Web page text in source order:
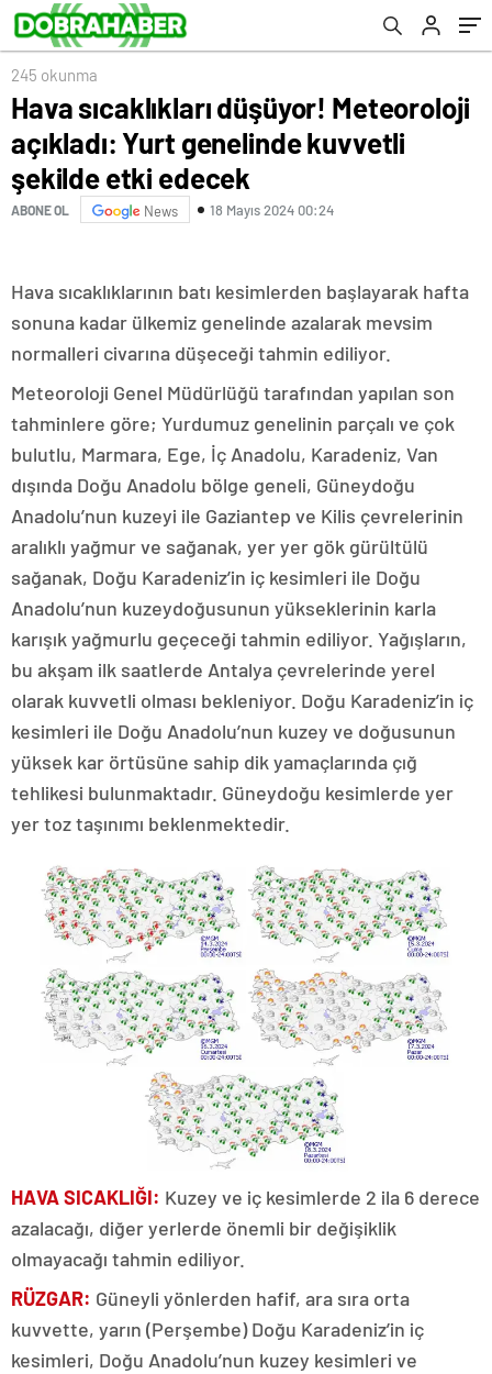
edecek
245 okunma
Hava sıcaklıkları düşüyor! Meteoroloji
açıkladı: Yurt genelinde kuvvetli
şekilde etki edecek
ABONE OL News 18 Mayıs 2024 00:24
Hava sıcaklıklarının batı kesimlerden başlayarak hafta
sonuna kadar ülkemiz genelinde azalarak mevsim
normalleri civarına düşeceği tahmin ediliyor.
Meteoroloji Genel Müdürlüğü tarafından yapılan son
tahminlere göre; Yurdumuz genelinin parçalı ve çok
bulutlu, Marmara, Ege, İç Anadolu, Karadeniz, Van
dışında Doğu Anadolu bölge geneli, Güneydoğu
Anadolu’nun kuzeyi ile Gaziantep ve Kilis çevrelerinin
aralıklı yağmur ve sağanak, yer yer gök gürültülü
sağanak, Doğu Karadeniz’in iç kesimleri ile Doğu
Anadolu’nun kuzeydoğusunun yükseklerinin karla
karışık yağmurlu geçeceği tahmin ediliyor. Yağışların,
bu akşam ilk saatlerde Antalya çevrelerinde yerel
olarak kuvvetli olması bekleniyor. Doğu Karadeniz’in iç
kesimleri ile Doğu Anadolu’nun kuzey ve doğusunun
yüksek kar örtüsüne sahip dik yamaçlarında çığ
tehlikesi bulunmaktadır. Güneydoğu kesimlerde yer
yer toz taşınımı beklenmektedir.
HAVA SICAKLIĞI: Kuzey ve iç kesimlerde 2 ila 6 derece
azalacağı, diğer yerlerde önemli bir değişiklik
olmayacağı tahmin ediliyor.
RÜZGAR: Güneyli yönlerden hafif, ara sıra orta
kuvvette, yarın (Perşembe) Doğu Karadeniz’in iç
kesimleri, Doğu Anadolu’nun kuzey kesimleri ve